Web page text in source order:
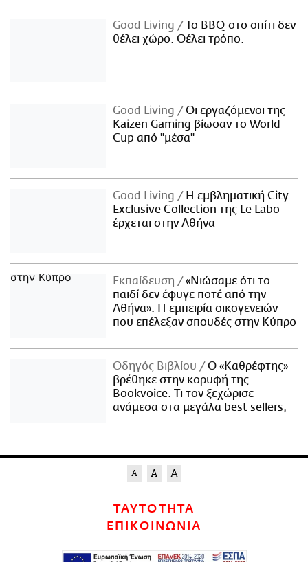
Good Living
Το BBQ στο σπίτι δεν
θέλει χώρο. Θέλει τρόπο.
Good Living
Οι εργαζόμενοι της
Kaizen Gaming βίωσαν το World
Cup από "μέσα"
Good Living
Η εμβληματική City
Exclusive Collection της Le Labo
έρχεται στην Αθήνα
Εκπαίδευση
«Νιώσαμε ότι το
παιδί δεν έφυγε ποτέ από την
Αθήνα»: Η εμπειρία οικογενειών
που επέλεξαν σπουδές στην Κύπρο
Οδηγός Βιβλίου
Ο «Καθρέφτης»
βρέθηκε στην κορυφή της
Bookvoice. Τι τον ξεχώρισε
ανάμεσα στα μεγάλα best sellers;
ΤΑΥΤΟΤΗΤΑ
ΕΠΙΚΟΙΝΩΝΙΑ